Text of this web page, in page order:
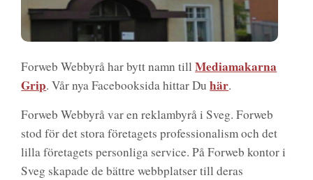
Forweb Webbyrå har bytt namn tillMediamakarna
Grip. Vår nya Facebooksida hittar Duhär.
Forweb Webbyrå var en reklambyrå i Sveg. Forweb
stod för det stora företagets professionalism och det
lilla företagets personliga service. På Forweb kontor i
Sveg skapade de bättre webbplatser till deras